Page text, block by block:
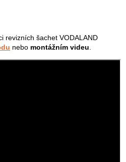
revizních šachet VODALAND
nebo montážním videu